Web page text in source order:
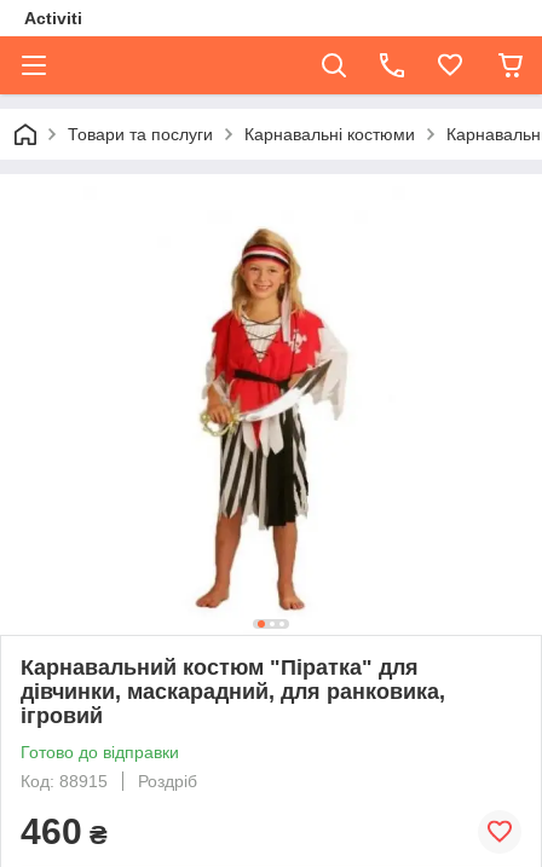
Activiti
Товари та послуги Карнавальні костюми
Карнавальний костюм "Піратка" для
дівчинки, маскарадний, для ранковика,
ігровий
Готово до відправки
Код: 88915
Роздріб
460 ₴